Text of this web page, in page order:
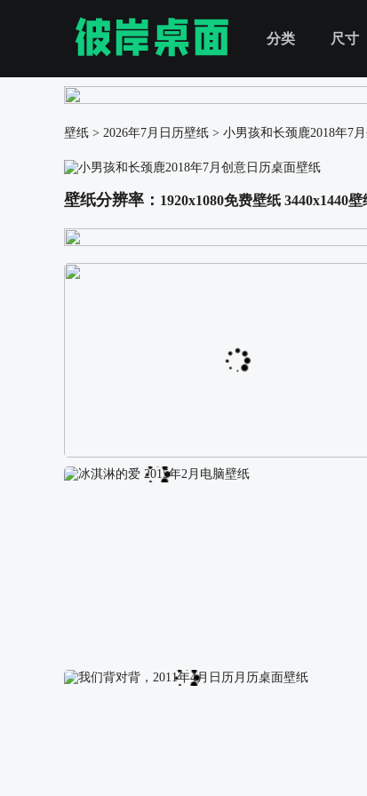
分类 尺寸
壁纸 > 2026年7月日历壁纸 > 小男孩和长颈鹿2018年7
壁纸分辨率： 1920x1080免费壁纸 3440x1440壁
阿尔卑斯山区自然风景壁纸
冰淇淋的爱 2015年2月电脑壁纸